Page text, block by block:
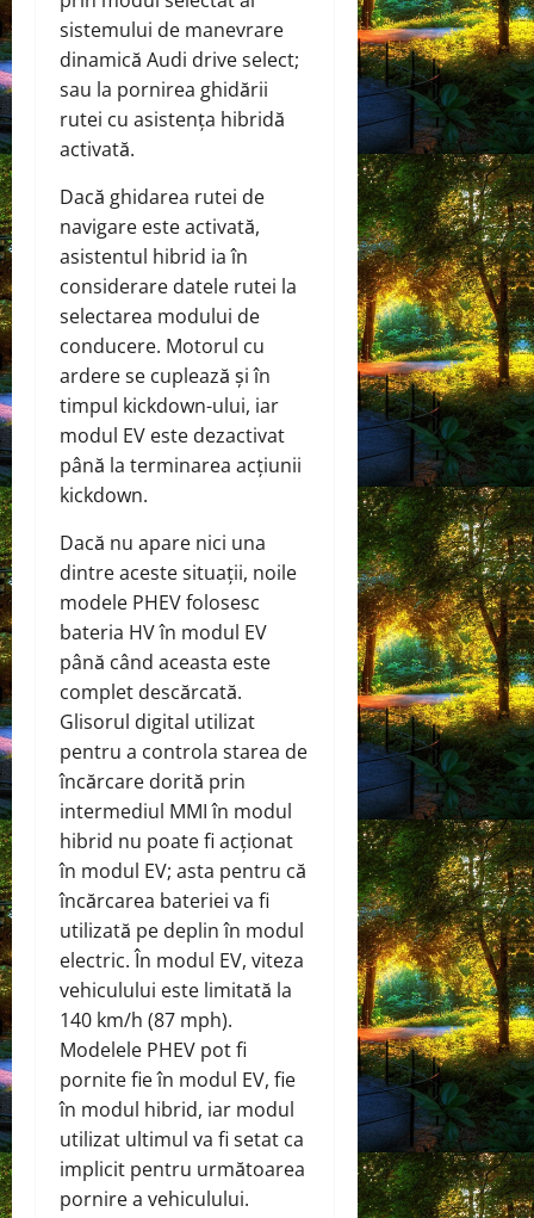
sistemului de manevrare
dinamică Audi drive select;
sau la pornirea ghidării
rutei cu asistența hibridă
activată.
Dacă ghidarea rutei de
navigare este activată,
asistentul hibrid ia în
considerare datele rutei la
selectarea modului de
conducere. Motorul cu
ardere se cuplează și în
timpul kickdown-ului, iar
modul EV este dezactivat
până la terminarea acțiunii
kickdown.
Dacă nu apare nici una
dintre aceste situații, noile
modele PHEV folosesc
bateria HV în modul EV
până când aceasta este
complet descărcată.
Glisorul digital utilizat
pentru a controla starea de
încărcare dorită prin
intermediul MMI în modul
hibrid nu poate fi acționat
în modul EV; asta pentru că
încărcarea bateriei va fi
utilizată pe deplin în modul
electric. În modul EV, viteza
vehiculului este limitată la
140 km/h (87 mph).
Modelele PHEV pot fi
pornite fie în modul EV, fie
în modul hibrid, iar modul
utilizat ultimul va fi setat ca
implicit pentru următoarea
pornire a vehiculului.